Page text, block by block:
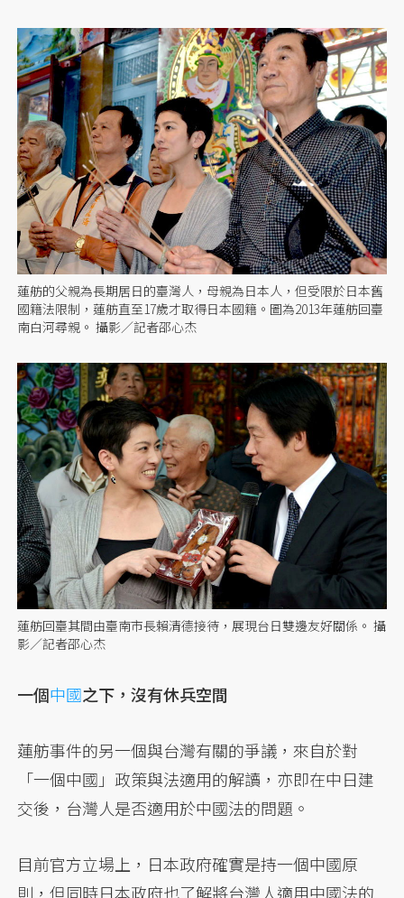
蓮舫的父親為長期居日的臺灣人，母親為日本人，但受限於日本舊
國籍法限制，蓮舫直至17歲才取得日本國籍。圖為2013年蓮舫回臺
南白河尋親。 攝影／記者邵心杰
蓮舫回臺其間由臺南市長賴清德接待，展現台日雙邊友好關係。 攝
影／記者邵心杰
一個中國之下，沒有休兵空間
蓮舫事件的另一個與台灣有關的爭議，來自於對
「一個中國」政策與法適用的解讀，亦即在中日建
交後，台灣人是否適用於中國法的問題。
目前官方立場上，日本政府確實是持一個中國原
則，但同時日本政府也了解將台灣人適用中國法的